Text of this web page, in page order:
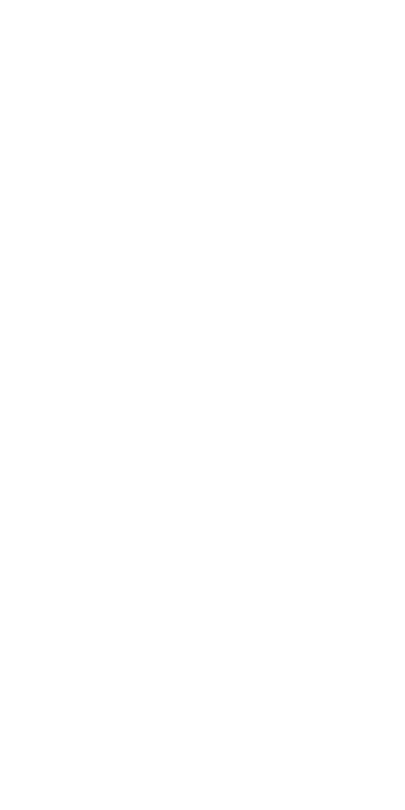
para Pet
Veterinários
para Cachorro
Cachorro
para Cães
Tártaro
para Animais